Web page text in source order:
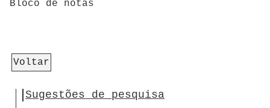
Bloco de notas
Voltar
Sugestões de pesquisa